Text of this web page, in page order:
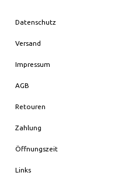
Datenschutz
Versand
Impressum
AGB
Retouren
Zahlung
Öffnungszeit
Links